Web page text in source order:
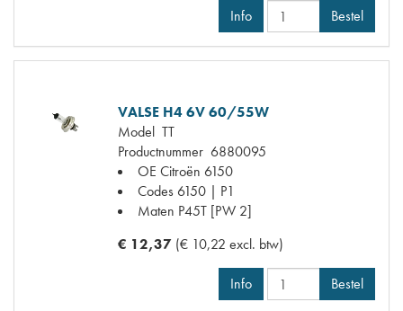
Info Bestel
VALSE H4 6V 60/55W
Model TT
Productnummer 6880095
OE Citroën 6150
Codes 6150 | P1
Maten P45T [PW 2]
€ 12,37 (€ 10,22 excl. btw)
Info Bestel